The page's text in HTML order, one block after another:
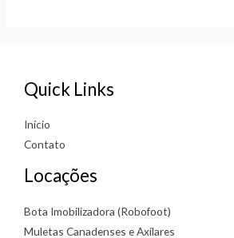
Quick Links
Início
Contato
Locações
Bota Imobilizadora (Robofoot)
Muletas Canadenses e Axilares